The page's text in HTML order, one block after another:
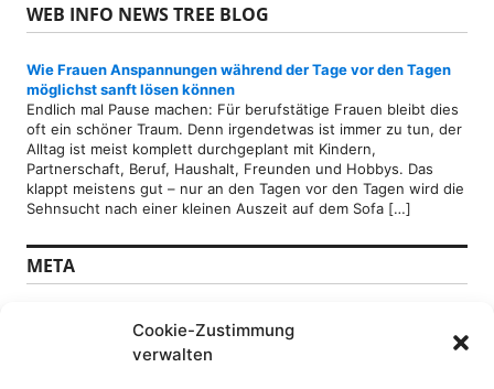
Cookie-Zustimmung
verwalten
WEB INFO NEWS TREE BLOG
Wie Frauen Anspannungen während der Tage vor den Tagen
möglichst sanft lösen können
Endlich mal Pause machen: Für berufstätige Frauen bleibt dies
oft ein schöner Traum. Denn irgendetwas ist immer zu tun, der
Alltag ist meist komplett durchgeplant mit Kindern,
Partnerschaft, Beruf, Haushalt, Freunden und Hobbys. Das
klappt meistens gut – nur an den Tagen vor den Tagen wird die
Sehnsucht nach einer kleinen Auszeit auf dem Sofa […]
META
Feed der Einträge
Kommentare-Feed